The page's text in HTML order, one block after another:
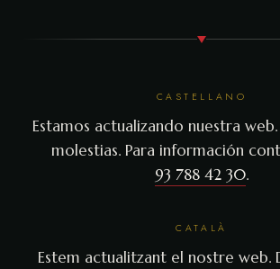
CASTELLANO
Estamos actualizando nuestra
molestias. Para información
93 788 42 30.
CATALÀ
Estem actualitzant el nostre web.